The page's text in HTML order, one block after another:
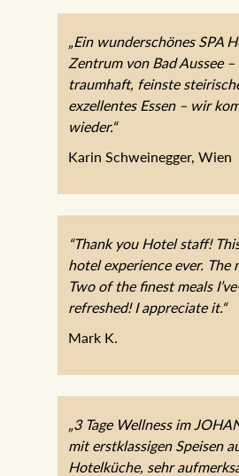
„Ein wunderschönes SPA
Zentrum von Bad Aussee –
traumhaft, feinste
exzellentes Essen – wir
wieder.“
Karin Schweinegger, Wien
“Thank you Hotel staff!
hotel experience ever. The
Two of the finest meals
refreshed! I appreciate it.“
Mark K.
„3 Tage Wellness im
mit erstklassigen Speisen
Hotelküche, sehr